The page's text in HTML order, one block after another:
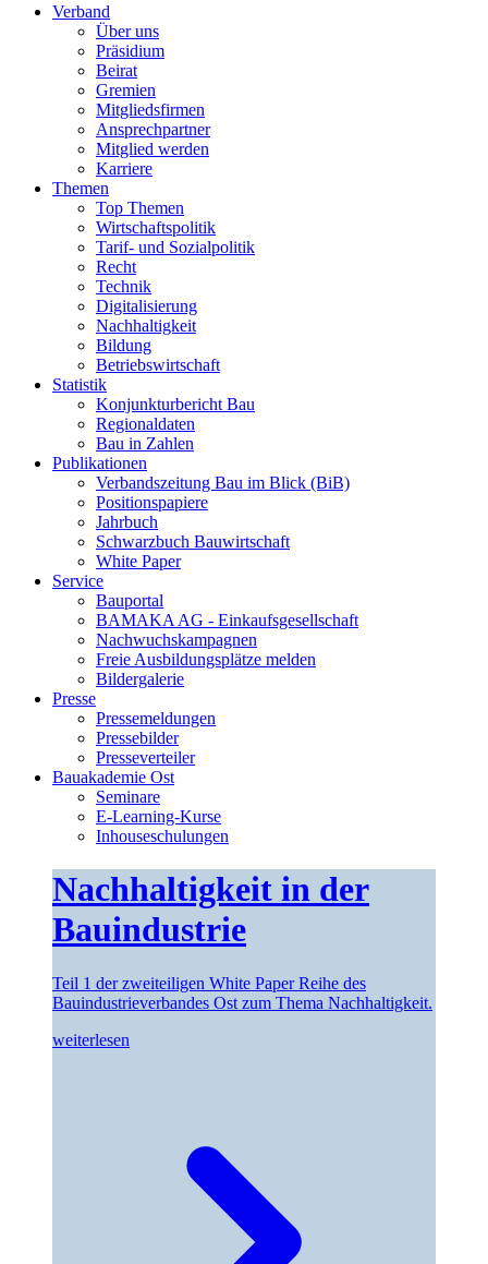
Verband
Über uns
Präsidium
Beirat
Gremien
Mitgliedsfirmen
Ansprechpartner
Mitglied werden
Karriere
Themen
Top Themen
Wirtschaftspolitik
Tarif- und Sozialpolitik
Recht
Technik
Digitalisierung
Nachhaltigkeit
Bildung
Betriebswirtschaft
Statistik
Konjunkturbericht Bau
Regionaldaten
Bau in Zahlen
Publikationen
Verbandszeitung Bau im Blick (BiB)
Positionspapiere
Jahrbuch
Schwarzbuch Bauwirtschaft
White Paper
Service
Bauportal
BAMAKA AG - Einkaufsgesellschaft
Nachwuchskampagnen
Freie Ausbildungsplätze melden
Bildergalerie
Presse
Pressemeldungen
Pressebilder
Presseverteiler
Bauakademie Ost
Seminare
E-Learning-Kurse
Inhouseschulungen
Nachhaltigkeit in der
Bauindustrie
Teil 1 der zweiteiligen White Paper Reihe des
Bauindustrieverbandes Ost zum Thema Nachhaltigkeit.
weiterlesen